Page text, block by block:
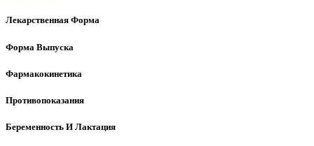
Лекарственная Форма
Форма Выпуска
Фармакокинетика
Противопоказания
Беременность И Лактация